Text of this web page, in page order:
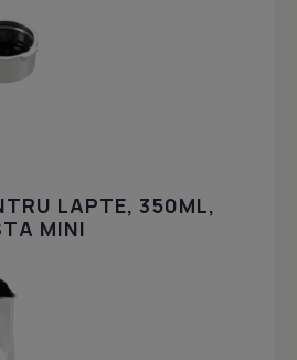
LAPTE, 350ML,
MINI